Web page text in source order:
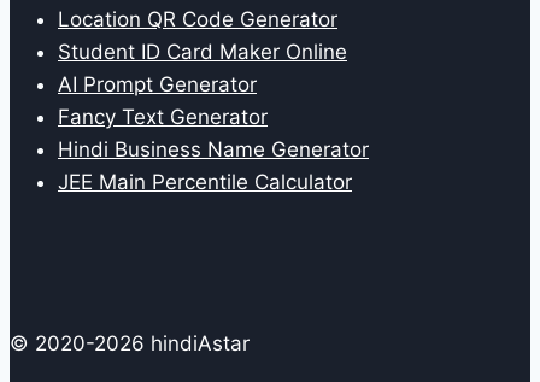
Location QR Code Generator
Student ID Card Maker Online
AI Prompt Generator
Fancy Text Generator
Hindi Business Name Generator
JEE Main Percentile Calculator
© 2020-2026 hindiAstar